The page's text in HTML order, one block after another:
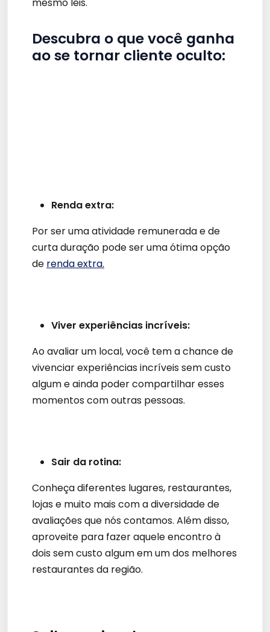
Descubra o que você ganha
ao se tornar cliente oculto:
Renda extra:
Por ser uma atividade remunerada e de
curta duração pode ser uma ótima opção
de renda extra.
Viver experiências incríveis:
Ao avaliar um local, você tem a chance de
vivenciar experiências incríveis sem custo
algum e ainda poder compartilhar esses
momentos com outras pessoas.
Sair da rotina:
Conheça diferentes lugares, restaurantes,
lojas e muito mais com a diversidade de
avaliações que nós contamos. Além disso,
aproveite para fazer aquele encontro à
dois sem custo algum em um dos melhores
restaurantes da região.